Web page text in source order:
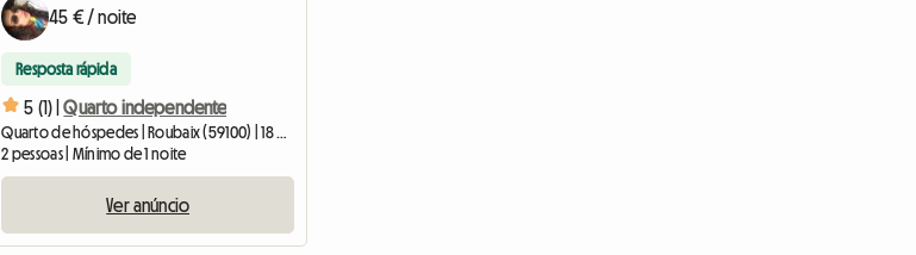
45 € / noite
Resposta rápida
5 (1) | Quarto independente
Quarto de hóspedes | Roubaix (59100) | 18 M2
2 pessoas | Mínimo de 1 noite
Ver anúncio